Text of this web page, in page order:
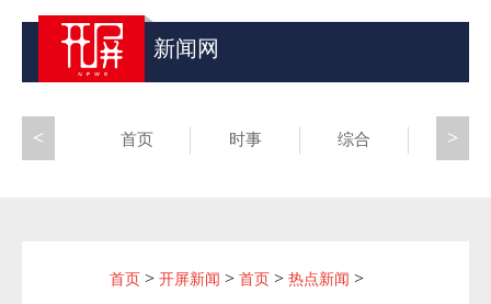
新闻网
首页 时事 综合 昆滇
>
<
首页 > 开屏新闻 > 首页 > 热点新闻 >